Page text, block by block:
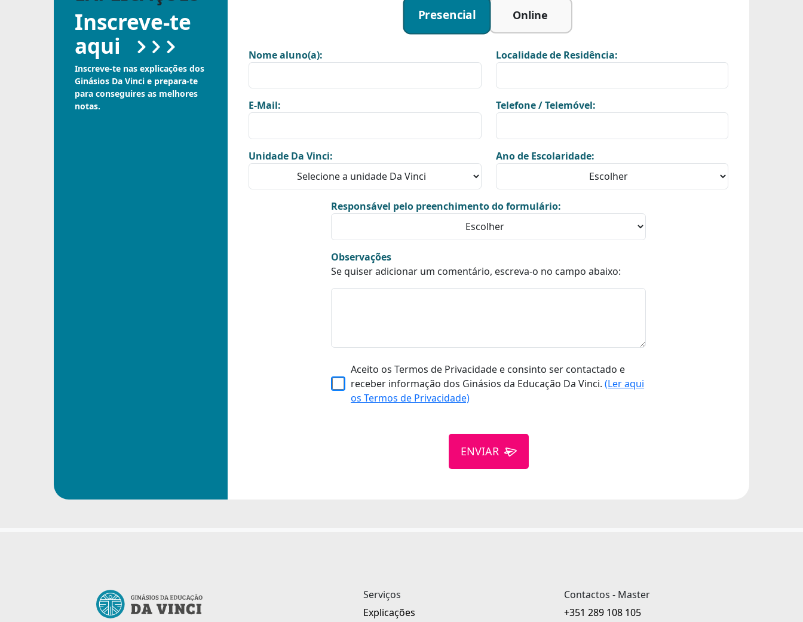
Inscreve-te
aqui
Inscreve-te nas explicações dos
Ginásios Da Vinci e prepara-te
para conseguires as melhores
notas.
Presencial Online
Nome aluno(a): Localidade de Residência:
E-Mail: Telefone / Telemóvel:
Unidade Da Vinci: Ano de Escolaridade:
Responsável pelo preenchimento do formulário:
Observações
Se quiser adicionar um comentário, escreva-o no campo abaixo:
Aceito os Termos de Privacidade e consinto ser contactado e
receber informação dos Ginásios da Educação Da Vinci.(Ler aqui
os Termos de Privacidade)
ENVIAR
Serviços
Explicações
Contactos - Master
+351 289 108 105